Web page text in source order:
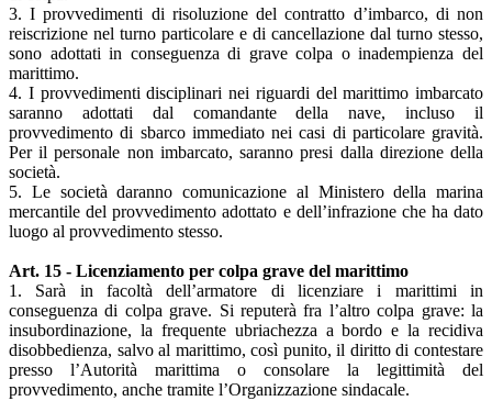
3. I provvedimenti di risoluzione del contratto d’imbarco, di non
reiscrizione nel turno particolare e di cancellazione dal turno stesso,
sono adottati in conseguenza di grave colpa o inadempienza del
marittimo.
4. I provvedimenti disciplinari nei riguardi del marittimo imbarcato
saranno adottati dal comandante della nave, incluso il
provvedimento di sbarco immediato nei casi di particolare gravità.
Per il personale non imbarcato, saranno presi dalla direzione della
società.
5. Le società daranno comunicazione al Ministero della marina
mercantile del provvedimento adottato e dell’infrazione che ha dato
luogo al provvedimento stesso.
Art. 15 - Licenziamento per colpa grave del marittimo
1. Sarà in facoltà dell’armatore di licenziare i marittimi in
conseguenza di colpa grave. Si reputerà fra l’altro colpa grave: la
insubordinazione, la frequente ubriachezza a bordo e la recidiva
disobbedienza, salvo al marittimo, così punito, il diritto di contestare
presso l’Autorità marittima o consolare la legittimità del
provvedimento, anche tramite l’Organizzazione sindacale.